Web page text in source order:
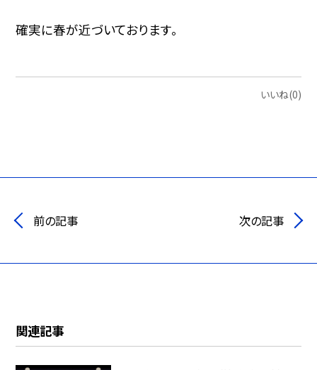
確実に春が近づいております。
いいね(0)
前の記事 次の記事
関連記事